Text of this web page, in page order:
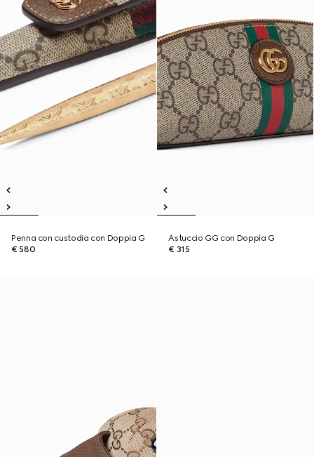
Penna con custodia con Doppia G
€ 580
Astuccio GG con Doppia G
€ 315